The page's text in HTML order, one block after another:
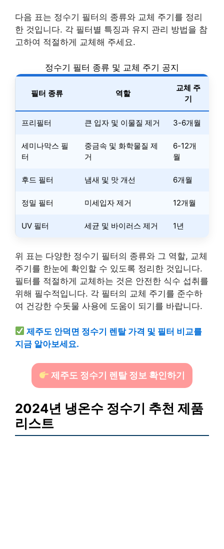
다음 표는 정수기 필터의 종류와 교체 주기를 정리
한 것입니다. 각 필터별 특징과 유지 관리 방법을 참
고하여 적절하게 교체해 주세요.
정수기 필터 종류 및 교체 주기 공지
필터 종류 역할
교체 주
기
프리필터 큰 입자 및 이물질 제거 3-6개월
세미나막스 필
터
중금속 및 화학물질 제
거
6-12개
월
후드 필터 냄새 및 맛 개선 6개월
정밀 필터 미세입자 제거 12개월
UV 필터 세균 및 바이러스 제거 1년
위 표는 다양한 정수기 필터의 종류와 그 역할, 교체
주기를 한눈에 확인할 수 있도록 정리한 것입니다.
필터를 적절하게 교체하는 것은 안전한 식수 섭취를
위해 필수적입니다. 각 필터의 교체 주기를 준수하
여 건강한 수돗물 사용에 도움이 되기를 바랍니다.
제주도 안덕면 정수기 렌탈 가격 및 필터 비교를
지금 알아보세요.
제주도 정수기 렌탈 정보 확인하기
2024년 냉온수 정수기 추천 제품
리스트